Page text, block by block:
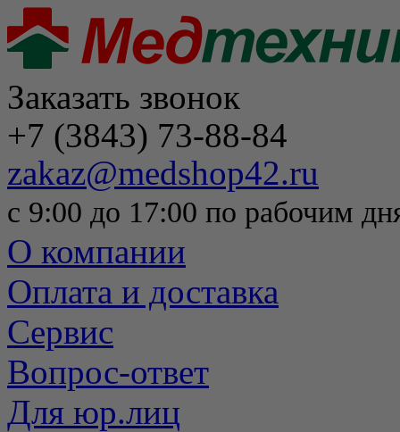
Заказать звонок
+7 (3843) 73-88-84
zakaz@medshop42.ru
с 9:00 до 17:00 по рабочим
О компании
Оплата и доставка
Сервис
Вопрос-ответ
Для юр.лиц